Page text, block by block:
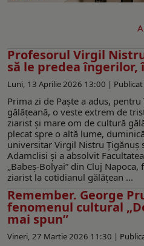
Profesorul Virgil
să le predea îngerilor,
Luni, 13 Aprilie 2026 13:00 |
Prima zi de Paște a adus,
gălățeană, o veste extrem de
ziarist și mare om de cultură
plecat spre o altă lume,
universitar Virgil Nistru Ţigănuş
Adamclisi și a absolvit
„Babeş-Bolyai” din Cluj
ziarist la cotidianul gălăţean ...
Remember. George
fenomenul cultural
mai spun”
Vineri, 27 Martie 2026 11:30 |